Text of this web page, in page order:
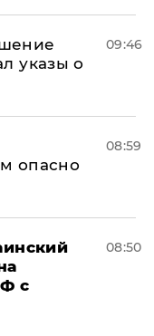
указы о
09:46
опасно
08:59
с
08:50